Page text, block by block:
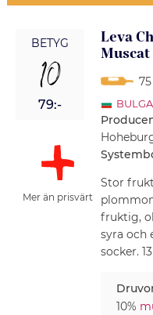
BETYG
10
79:-
Mer än prisvärt
Leva
Muscat
Stor
fruktig,
syra och
socker.
10%